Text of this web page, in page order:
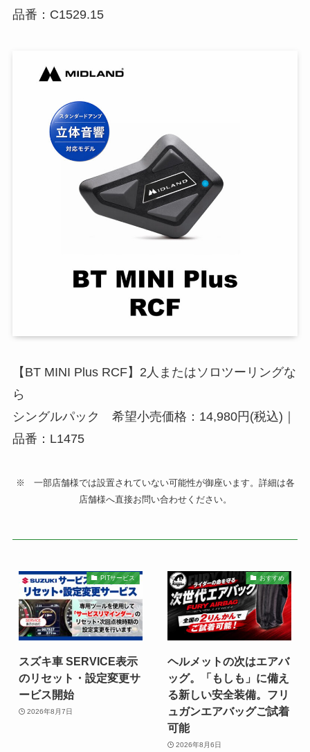
品番：C1529.15
【BT MINI Plus RCF】2人またはソロツーリングな
ら
シングルパック 希望小売価格：14,980円(税込)｜
品番：L1475
※ 一部店舗様では設置されていない可能性が御座います。詳細は各
店舗様へ直接お問い合わせください。
PITサービス
スズキ車 SERVICE表示
のリセット・設定変更サ
ービス開始
2026年8月7日
おすすめ
ヘルメットの次はエアバ
ッグ。「もしも」に備え
る新しい安全装備。フリ
ュガンエアバッグご試着
可能
2026年8月6日